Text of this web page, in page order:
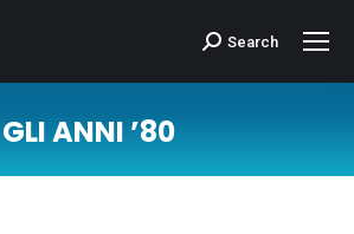
Cerca:Search
GLI ANNI ’80